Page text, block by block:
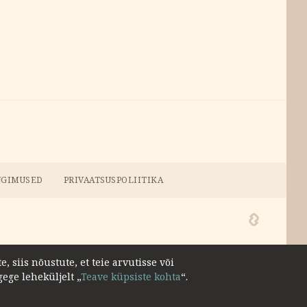
PRIVAATSUSPOLIITIKA
siis nõustute, et teie arvutisse või
leheküljelt „Teave küpsiste kohta“.